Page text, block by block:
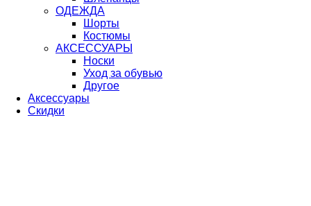
ОДЕЖДА
Шорты
Костюмы
АКСЕССУАРЫ
Носки
Уход за обувью
Другое
Аксессуары
Скидки